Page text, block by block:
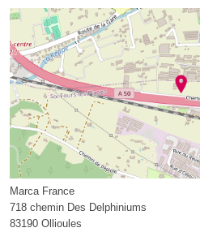
Marca France
718 chemin Des Delphiniums
83190 Ollioules